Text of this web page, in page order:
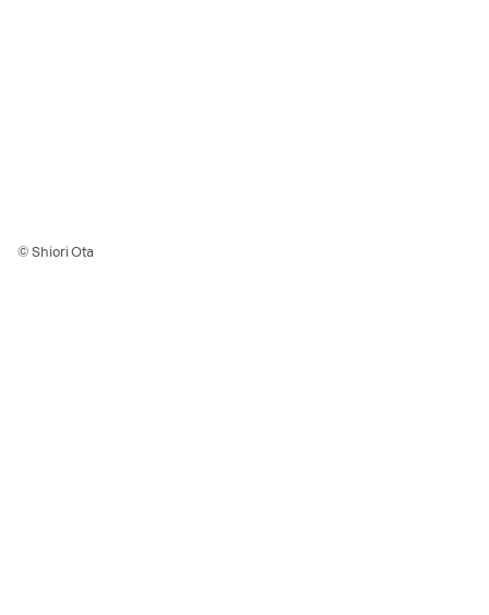
© Shiori Ota